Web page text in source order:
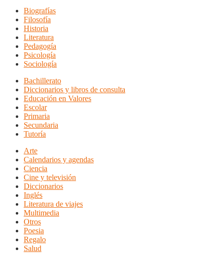
Biografías
Filosofía
Historia
Literatura
Pedagogía
Psicología
Sociología
Bachillerato
Diccionarios y libros de consulta
Educación en Valores
Escolar
Primaria
Secundaria
Tutoría
Arte
Calendarios y agendas
Ciencia
Cine y televisión
Diccionarios
Inglés
Literatura de viajes
Multimedia
Otros
Poesia
Regalo
Salud